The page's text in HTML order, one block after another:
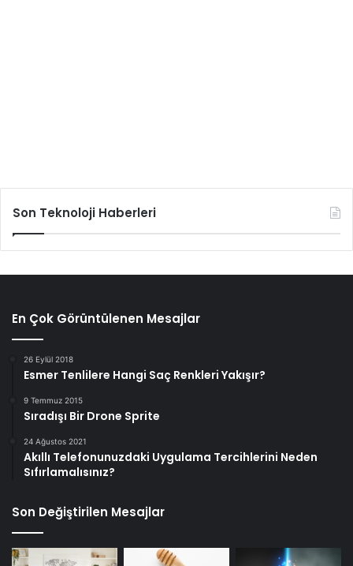
Son Teknoloji Haberleri
En Çok Görüntülenen Mesajlar
26 Eylül 2018
Esmer Tenlilere Hangi Saç Renkleri Yakışır?
9 Temmuz 2015
Sıradışı Bir Drone Sprite
24 Ağustos 2021
Akıllı Telefonunuzdaki Uygulama Tercihlerini Neden
Sıfırlamalısınız?
Son Değiştirilen Mesajlar